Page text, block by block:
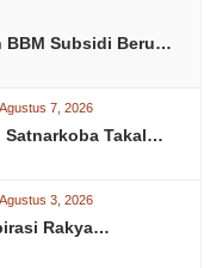
BBM Subsidi Beru…
Agustus 7, 2026
Satnarkoba Takal…
Agustus 3, 2026
Rakya…